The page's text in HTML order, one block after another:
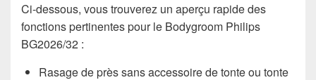
Ci-dessous, vous trouverez un aperçu rapide des
fonctions pertinentes pour le Bodygroom Philips
BG2026/32 :
Rasage de près sans accessoire de tonte ou tonte